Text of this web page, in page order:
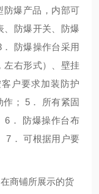
防爆产品，内部可
、防爆开关、防爆
防爆操作台采用
左右形式）、壁挂
户要求加装防护
； 5． 所有紧固
6． 防爆操作台布
7． 可根据用户要
商铺所展示的货